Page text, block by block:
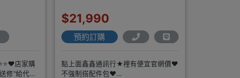
店家購
修"給代理
$21,990
預約訂購
點上面鑫鑫通訊行★裡有便宜官網價❤️
不強制搭配件包❤️